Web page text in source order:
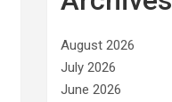
August 2026
July 2026
June 2026